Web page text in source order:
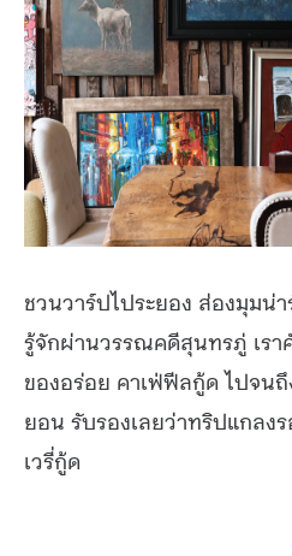
ชวนวาร์ปไประยอง ส่องมุมน่
รู้จักผ่านวรรณคดีสุนทรภู่ เร
ของอร่อย คาเฟ่ฟีลกู้ด ไปจน
ยอน รับรองเลยว่าทริปแกลง
เวรี่กู้ด